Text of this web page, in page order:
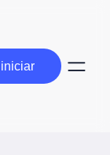
iniciar
iniciar